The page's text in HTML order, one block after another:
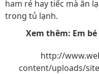
ham rẻ hay tiếc mà ăn
trong tủ lạnh.
Xem thêm: Em
http://
content/uploads/